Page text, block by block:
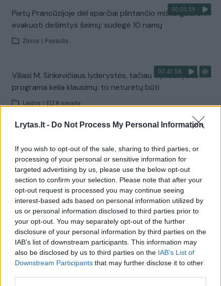
Lrytas.lt - Do Not Process My Personal Information
If you wish to opt-out of the sale, sharing to third parties, or
processing of your personal or sensitive information for
targeted advertising by us, please use the below opt-out
section to confirm your selection. Please note that after your
opt-out request is processed you may continue seeing
interest-based ads based on personal information utilized by
us or personal information disclosed to third parties prior to
your opt-out. You may separately opt-out of the further
disclosure of your personal information by third parties on the
IAB’s list of downstream participants. This information may
also be disclosed by us to third parties on the IAB’s List of
Downstream Participants that may further disclose it to other
00:00:59
Pietų Prancūzijoje dėl sparčiai plintančio miško gaisro
evakuoti dešimtys šeimų: sudegė 10 namų
Žinios Pasaulis
00:41:58
Viliasi M. Sinkevičiaus lyderystės, tačiau Vyriausybės
programa kelia klausimų: to neturėtų būti
Laidos ELTA savaitė
Žinios
00:02:49
Tokios situacijos Budapešte nebuvo ilgus metus:
stringa turizmas, atšaukiamos pažintinės kelionės
Žinios
00:04:59
Triukšmas dėl neprižiūrėtų kapaviečių: užsiminė apie
griežtesnes taisykles
Žinios | Lietuvos diena